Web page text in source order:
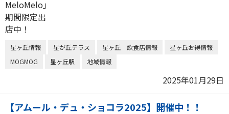
星ヶ丘情報 星が丘テラス 星ヶ丘 飲食店情報
星ヶ丘お得情報
MOGMOG
星ヶ丘駅 地域情報
2025年01月29日
【アムール・デュ・ショコラ2025】開催中！！